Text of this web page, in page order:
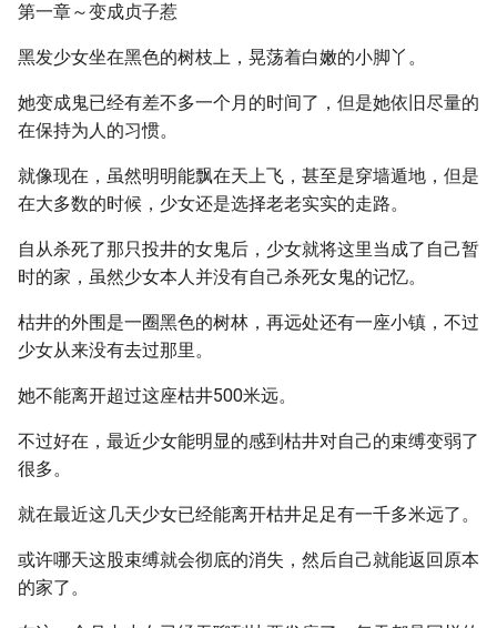
第一章～变成贞子惹
黑发少女坐在黑色的树枝上，晃荡着白嫩的小脚丫。
她变成鬼已经有差不多一个月的时间了，但是她依旧尽量的
在保持为人的习惯。
就像现在，虽然明明能飘在天上飞，甚至是穿墙遁地，但是
在大多数的时候，少女还是选择老老实实的走路。
自从杀死了那只投井的女鬼后，少女就将这里当成了自己暂
时的家，虽然少女本人并没有自己杀死女鬼的记忆。
枯井的外围是一圈黑色的树林，再远处还有一座小镇，不过
少女从来没有去过那里。
她不能离开超过这座枯井500米远。
不过好在，最近少女能明显的感到枯井对自己的束缚变弱了
很多。
就在最近这几天少女已经能离开枯井足足有一千多米远了。
或许哪天这股束缚就会彻底的消失，然后自己就能返回原本
的家了。